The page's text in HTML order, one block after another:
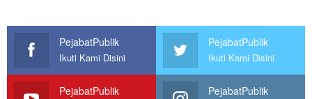
PejabatPublik
Ikuti Kami Disini
PejabatPublik
Ikuti Kami Disini
PejabatPublik PejabatPublik